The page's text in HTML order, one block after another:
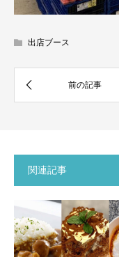
出店ブース
関連記事